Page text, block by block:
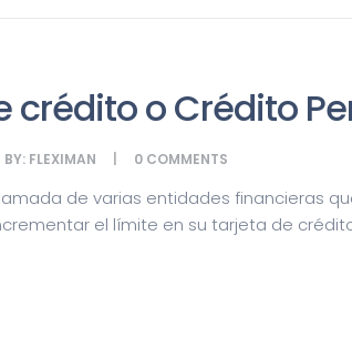
crédito o Crédito
BY: FLEXIMAN 0 COMMENTS
de varias entidades financieras
el límite en su tarjeta de